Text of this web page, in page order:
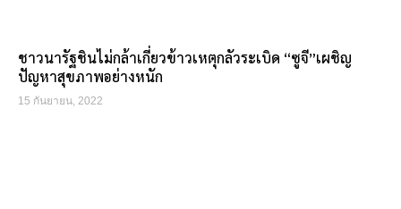
ชาวนารัฐชินไม่กล้าเกี่ยวข้าวเหตุกลัวระเบิด “ซูจี”เผชิญ
ปัญหาสุขภาพอย่างหนัก
15 กันยายน, 2022